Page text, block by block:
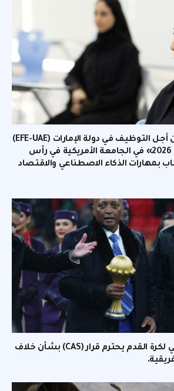
مؤسسة التعليم من أجل التوظيف في دولة الإمارات (EFE-UAE)
تطلق برنامج «أجيال 2026» في الجامعة الأمريكية في رأس
بمهارات الذكاء الاصطناعي والاقتصاد
رئيس الاتحاد الأفريقي لكرة القدم يحترم قرار (CAS) بشأن خلاف